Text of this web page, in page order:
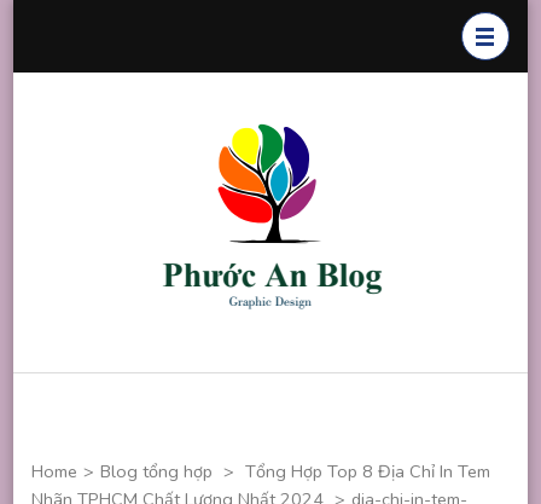
Home > Blog tổng hợp > Tổng Hợp Top 8 Địa Chỉ In Tem
Nhãn TPHCM Chất Lượng Nhất 2024 > dia-chi-in-tem-